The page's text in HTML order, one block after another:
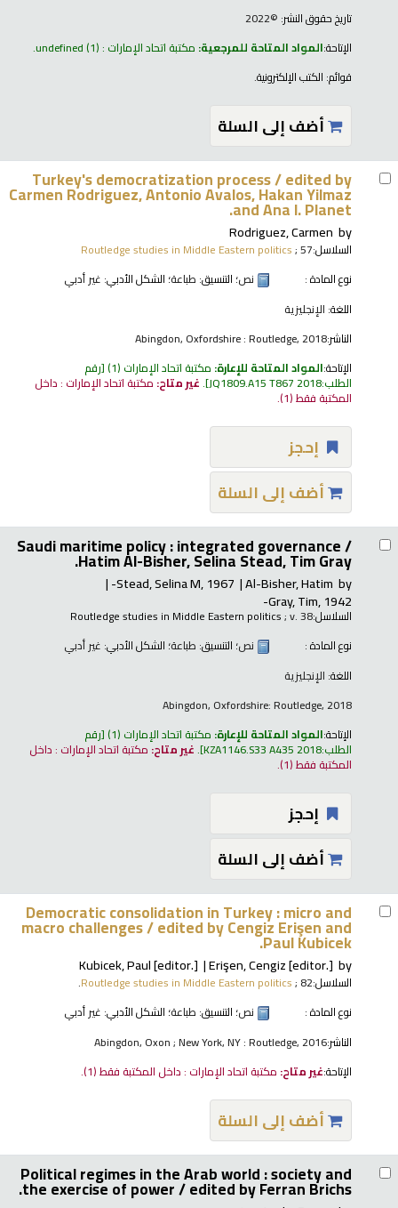
تاريخ حقوق النشر: ©2022
الإتاحة:المواد المتاحة للمرجعية: مكتبة اتحاد الإمارات : undefined(1).
قوائم: الكتب الإلكترونية.
أضف إلى السلة
Turkey's democratization process /edited by
Carmen Rodriguez, Antonio Avalos, Hakan Yilmaz
and Ana I. Planet.
by
Rodriguez, Carmen
السلاسل: Routledge studies in Middle Eastern politics; 57
نوع المادة :
نص؛ التنسيق: طباعة؛ الشكل الأدبي: غير أدبي
اللغة: الإنجليزية
الناشر:Abingdon, Oxfordshire : Routledge, 2018
الإتاحة:المواد المتاحة للإعارة: مكتبة اتحاد الإمارات (1) رقم
الطلب:JQ1809.A15 T867 2018
.غير متاح: مكتبة اتحاد الإمارات : داخل
المكتبة فقط(1).
إحجز
أضف إلى السلة
Saudi maritime policy : integrated governance /
Hatim Al-Bisher, Selina Stead, Tim Gray.
by
Al-Bisher, Hatim
Stead, Selina M, 1967-
Gray, Tim, 1942-
السلاسل: Routledge studies in Middle Eastern politics; v. 38
نوع المادة :
نص؛ التنسيق: طباعة؛ الشكل الأدبي: غير أدبي
اللغة: الإنجليزية
Abingdon, Oxfordshire: Routledge, 2018
الإتاحة:المواد المتاحة للإعارة: مكتبة اتحاد الإمارات (1) رقم
الطلب:KZA1146.S33 A435 2018
.غير متاح: مكتبة اتحاد الإمارات : داخل
المكتبة فقط(1).
إحجز
أضف إلى السلة
Democratic consolidation in Turkey : micro and
macro challenges /edited by Cengiz Erişen and
Paul Kubicek.
by
Erişen, Cengiz[editor.]
Kubicek, Paul[editor.]
السلاسل: Routledge studies in Middle Eastern politics; 82.
نوع المادة :
نص؛ التنسيق: طباعة؛ الشكل الأدبي: غير أدبي
الناشر:Abingdon, Oxon ; New York, NY : Routledge, 2016
الإتاحة:غير متاح: مكتبة اتحاد الإمارات : داخل المكتبة فقط(1).
أضف إلى السلة
Political regimes in the Arab world : society and
the exercise of power /edited by Ferran Brichs.